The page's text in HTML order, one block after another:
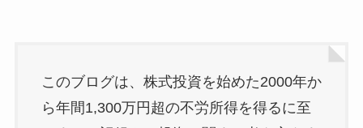
このブログは、株式投資を始めた2000年か
ら年間1,300万円超の不労所得を得るに至